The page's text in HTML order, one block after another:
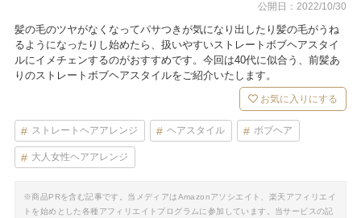
公開日：2022/10/30
髪の毛のツヤがなくなってパサつきが気になり出したり髪の毛がうね
るようになったりし始めたら、扱いやすいストレートボブヘアスタイ
ルにイメチェンするのがおすすめです。今回は40代に似合う、前髪あ
りのストレートボブヘアスタイルをご紹介いたします。
お気に入りにする
ストレートヘアアレンジ ヘアスタイル ボブヘア
大人女性ヘアアレンジ
※商品PRを含む記事です。当メディアはAmazonアソシエイト、楽天アフィリエイ
トを始めとした各種アフィリエイトプログラムに参加しています。当サービスの記